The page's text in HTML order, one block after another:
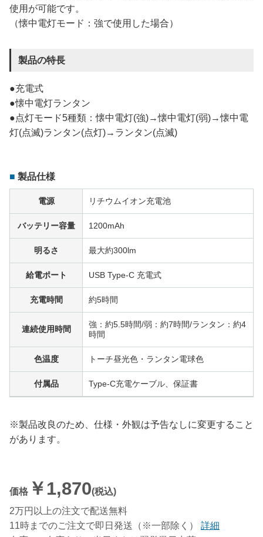
使用が可能です。
（懐中電灯モード：強で使用した場合）
製品の特長
●充電式
●懐中電灯ランタン
●点灯モード5種類：懐中電灯(強)→懐中電灯(弱)→懐中電
灯(点滅)ランタン(点灯)→ランタン(点滅)
製品仕様
電源 リチウムイオン充電池
バッテリー容量 1200mAh
明るさ 最大約300lm
給電ポート USB Type-C 充電式
充電時間 約5時間
連続使用時間
強：約5.5時間/弱：約7時間/ランタン：約4
時間
色温度 トーチ昼光色・ランタン電球色
付属品 Type-C充電ケーブル、保証書
※製品改良のため、仕様・外観は予告なしに変更すること
があります。
価格 ￥1,870(税込)
2万円以上の注文で配送無料
11時までのご注文で即日発送（※一部除く）
詳細